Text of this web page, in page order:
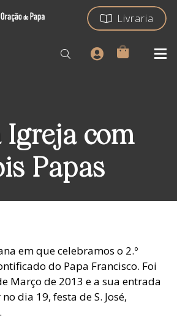
Livraria
Igreja com
Papas
em que celebramos o 2.º
do Papa Francisco. Foi
Março de 2013 e a sua entrada
dia 19, festa de S. José,